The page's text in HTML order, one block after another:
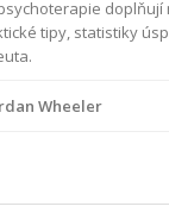
doplňují
tipy, statistiky
Wheeler